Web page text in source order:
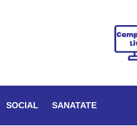
SOCIAL SANATATE